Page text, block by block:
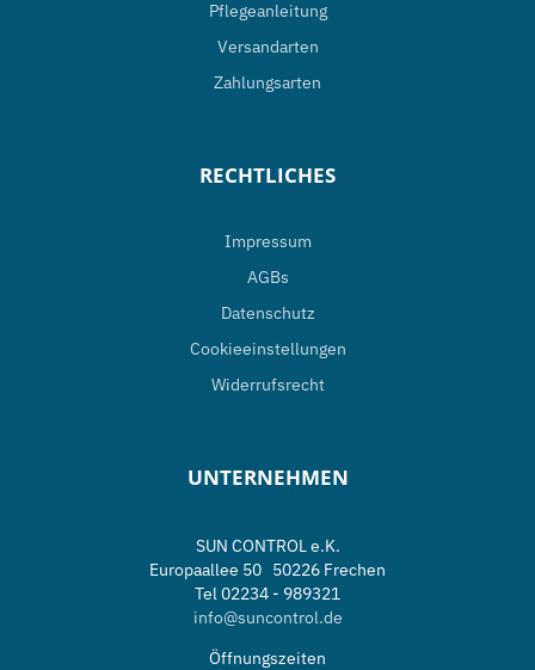
Pflegeanleitung
Versandarten
Zahlungsarten
RECHTLICHES
Impressum
AGBs
Datenschutz
Cookieeinstellungen
Widerrufsrecht
UNTERNEHMEN
SUN CONTROL e.K.
Europaallee 50 50226 Frechen
Tel 02234 - 989321
info@suncontrol.de
Öffnungszeiten